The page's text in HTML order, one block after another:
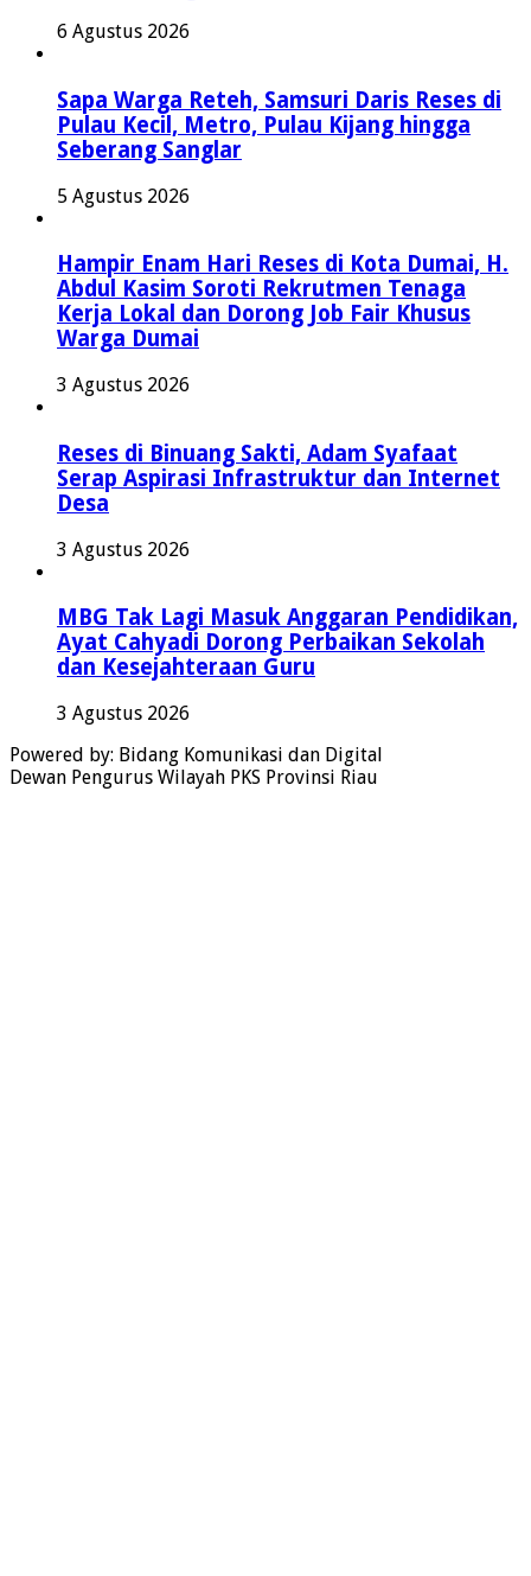
6 Agustus 2026
Sapa Warga Reteh, Samsuri Daris Reses di
Pulau Kecil, Metro, Pulau Kijang hingga
Seberang Sanglar
5 Agustus 2026
Hampir Enam Hari Reses di Kota Dumai, H.
Abdul Kasim Soroti Rekrutmen Tenaga
Kerja Lokal dan Dorong Job Fair Khusus
Warga Dumai
3 Agustus 2026
Reses di Binuang Sakti, Adam Syafaat
Serap Aspirasi Infrastruktur dan Internet
Desa
3 Agustus 2026
MBG Tak Lagi Masuk Anggaran Pendidikan,
Ayat Cahyadi Dorong Perbaikan Sekolah
dan Kesejahteraan Guru
3 Agustus 2026
Powered by: Bidang Komunikasi dan Digital
Dewan Pengurus Wilayah PKS Provinsi Riau